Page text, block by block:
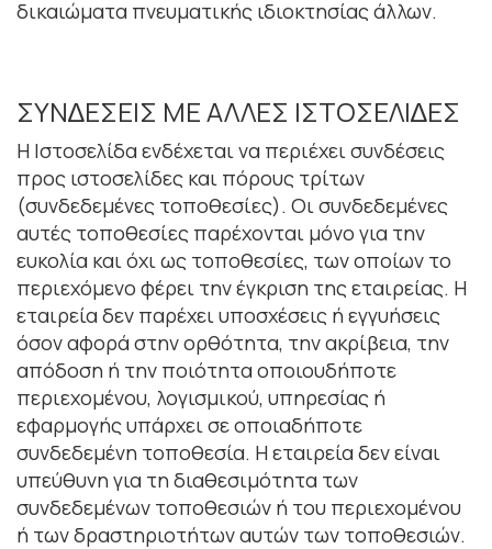
δικαιώµατα πνευµατικής ιδιοκτησίας άλλων.
ΣΥΝ∆ΕΣΕΙΣ ΜΕ ΑΛΛΕΣ ΙΣΤΟΣΕΛΙ∆ΕΣ
Η Ιστοσελίδα ενδέχεται να περιέχει συνδέσεις
προς ιστοσελίδες και πόρους τρίτων
(συνδεδεµένες τοποθεσίες). Οι συνδεδεµένες
αυτές τοποθεσίες παρέχονται µόνο για την
ευκολία και όχι ως τοποθεσίες, των οποίων το
περιεχόµενο φέρει την έγκριση της εταιρείας. Η
εταιρεία δεν παρέχει υποσχέσεις ή εγγυήσεις
όσον αφορά στην ορθότητα, την ακρίβεια, την
απόδοση ή την ποιότητα οποιουδήποτε
περιεχοµένου, λογισµικού, υπηρεσίας ή
εφαρµογής υπάρχει σε οποιαδήποτε
συνδεδεµένη τοποθεσία. Η εταιρεία δεν είναι
υπεύθυνη για τη διαθεσιµότητα των
συνδεδεµένων τοποθεσιών ή του περιεχοµένου
ή των δραστηριοτήτων αυτών των τοποθεσιών.